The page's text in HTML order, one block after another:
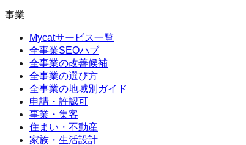
事業
Mycatサービス一覧
全事業SEOハブ
全事業の改善候補
全事業の選び方
全事業の地域別ガイド
申請・許認可
事業・集客
住まい・不動産
家族・生活設計